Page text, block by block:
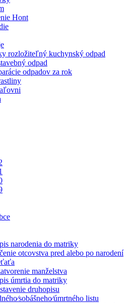
Hont
rozložiteľný kuchynský odpad
odpad
odpadov za rok
narodenia do matriky
otcovstva pred alebo po narodení
manželstva
úmrtia do matriky
druhopisu
listu